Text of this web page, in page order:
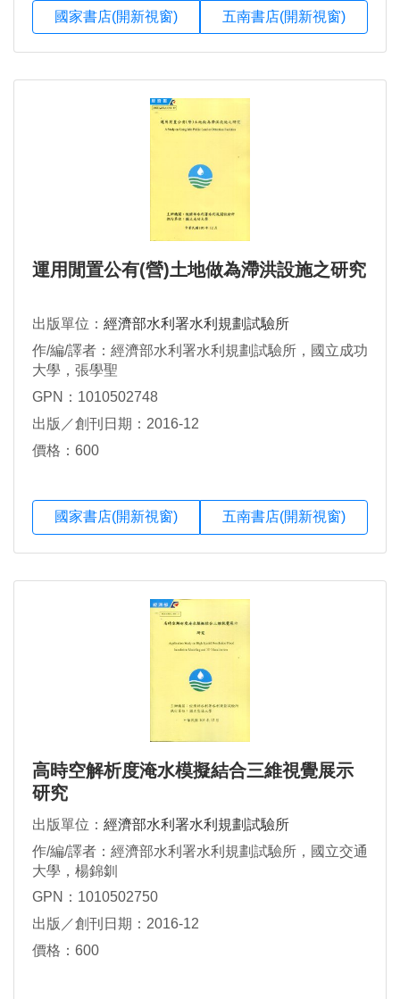
國家書店(開新視窗) 五南書店(開新視窗)
運用閒置公有(營)土地做為滯洪設施之研究
出版單位： 經濟部水利署水利規劃試驗所
作/編/譯者：經濟部水利署水利規劃試驗所，國立成功
大學，張學聖
GPN：1010502748
出版／創刊日期：2016-12
價格：600
國家書店(開新視窗) 五南書店(開新視窗)
高時空解析度淹水模擬結合三維視覺展示
研究
出版單位： 經濟部水利署水利規劃試驗所
作/編/譯者：經濟部水利署水利規劃試驗所，國立交通
大學，楊錦釧
GPN：1010502750
出版／創刊日期：2016-12
價格：600